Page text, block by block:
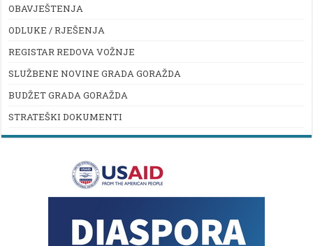
OBAVJEŠTENJA
ODLUKE / RJEŠENJA
REGISTAR REDOVA VOŽNJE
SLUŽBENE NOVINE GRADA GORAŽDA
BUDŽET GRADA GORAŽDA
STRATEŠKI DOKUMENTI